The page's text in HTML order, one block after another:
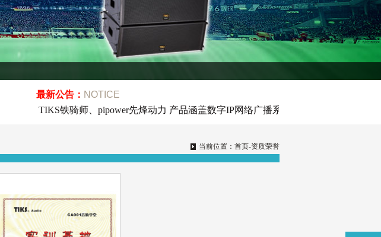
最新公告： NOTICE
TIKS铁骑师、pipower先烽动力 产品涵盖数字IP网络广播系统、专业音响、会议系统
当前位置： 首页-资质荣誉